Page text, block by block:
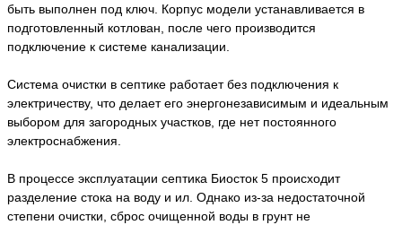
быть выполнен под ключ. Корпус модели устанавливается в
подготовленный котлован, после чего производится
подключение к системе канализации.
Система очистки в септике работает без подключения к
электричеству, что делает его энергонезависимым и идеальным
выбором для загородных участков, где нет постоянного
электроснабжения.
В процессе эксплуатации септика Биосток 5 происходит
разделение стока на воду и ил. Однако из-за недостаточной
степени очистки, сброс очищенной воды в грунт не